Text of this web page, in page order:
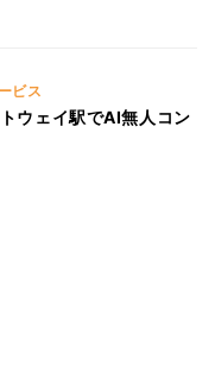
ビス
ウェイ駅でAI無人コン